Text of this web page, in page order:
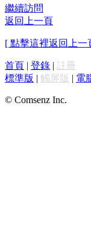
繼續訪問
返回上一頁
[ 點擊這裡返回上一
首頁 | 登錄 | 註冊
標準版 | 觸屏版 | 電
© Comsenz Inc.